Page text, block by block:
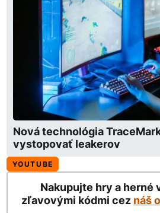
Nová technológia
vystopovať leakerov
YOUTUBE
Nakupujte hry a herné
zľavovými kódmi cez náš